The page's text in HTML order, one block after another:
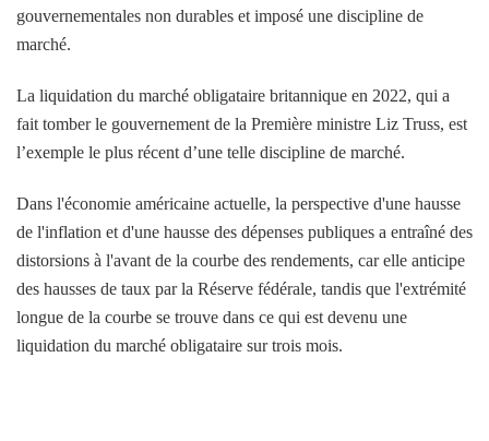
gouvernementales non durables et imposé une discipline de
marché.
La liquidation du marché obligataire britannique en 2022, qui a
fait tomber le gouvernement de la Première ministre Liz Truss, est
l’exemple le plus récent d’une telle discipline de marché.
Dans l'économie américaine actuelle, la perspective d'une hausse
de l'inflation et d'une hausse des dépenses publiques a entraîné des
distorsions à l'avant de la courbe des rendements, car elle anticipe
des hausses de taux par la Réserve fédérale, tandis que l'extrémité
longue de la courbe se trouve dans ce qui est devenu une
liquidation du marché obligataire sur trois mois.